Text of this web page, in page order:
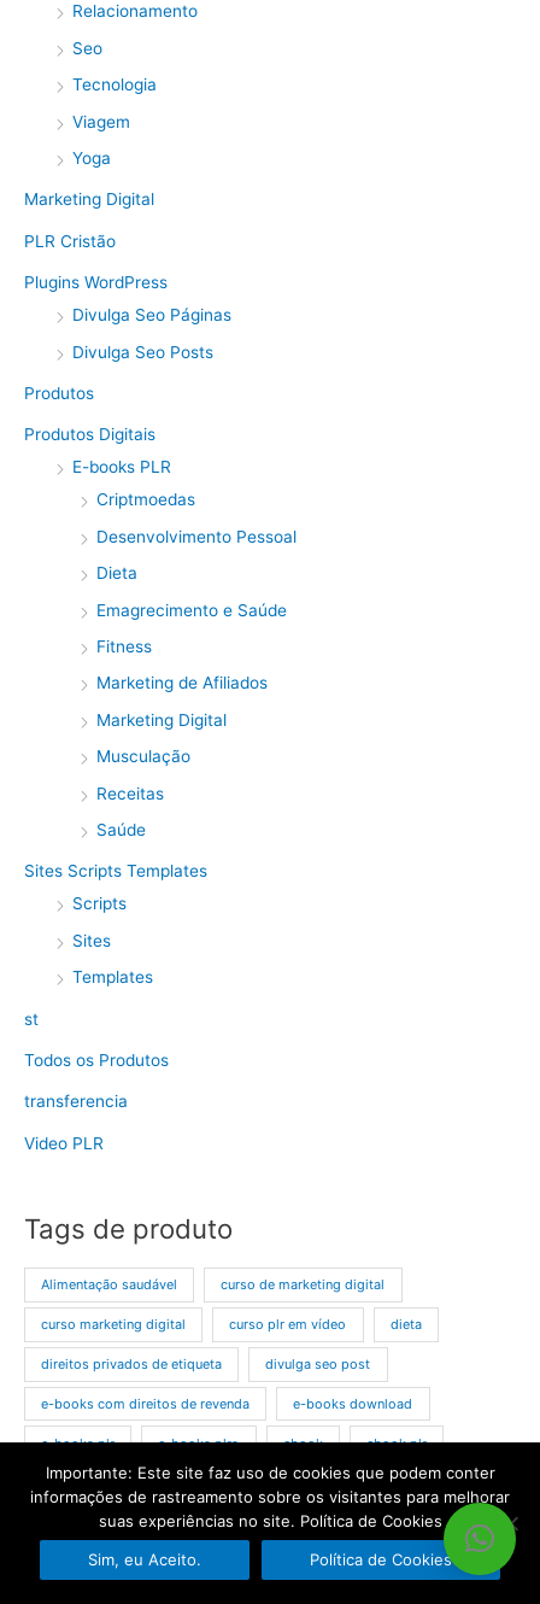
Relacionamento
Seo
Tecnologia
Viagem
Yoga
Marketing Digital
PLR Cristão
Plugins WordPress
Divulga Seo Páginas
Divulga Seo Posts
Produtos
Produtos Digitais
E-books PLR
Criptmoedas
Desenvolvimento Pessoal
Dieta
Emagrecimento e Saúde
Fitness
Marketing de Afiliados
Marketing Digital
Musculação
Receitas
Saúde
Sites Scripts Templates
Scripts
Sites
Templates
st
Todos os Produtos
transferencia
Video PLR
Tags de produto
Alimentação saudável curso de marketing digital
curso marketing digital curso plr em vídeo dieta
direitos privados de etiqueta divulga seo post
e-books com direitos de revenda e-books download
e-books plr e-books plrs ebook ebook plr
ebook plr dieta ebook plr emagrecimento
ebook plr em portugues ebook plr nicho beleza
ebook sistema imunológico ebooks plrs emagrecer
Importante: Este site faz uso de cookies que podem conter
informações de rastreamento sobre os visitantes para melhorar
suas experiências no site. Política de Cookies
Sim, eu Aceito.
Política de Cookies